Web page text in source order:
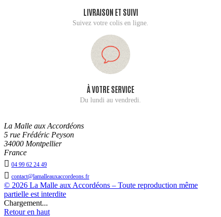
LIVRAISON ET SUIVI
Suivez votre colis en ligne.
À VOTRE SERVICE
Du lundi au vendredi.
La Malle aux Accordéons
5 rue Frédéric Peyson
34000 Montpellier
France
 04 99 62 24 49
 contact@lamalleauxaccordeons.fr
© 2026 La Malle aux Accordéons – Toute reproduction même
partielle est interdite
Chargement...
Retour en haut